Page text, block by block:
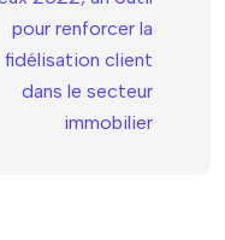
pour renforcer la
fidélisation client
dans le secteur
immobilier